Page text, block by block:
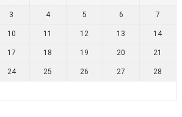
3 4 5 6 7
10 11 12 13 14
17 18 19 20 21
24 25 26 27 28